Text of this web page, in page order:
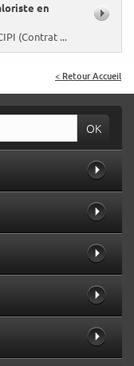
en
(Contrat ...
< Retour Accueil
OK